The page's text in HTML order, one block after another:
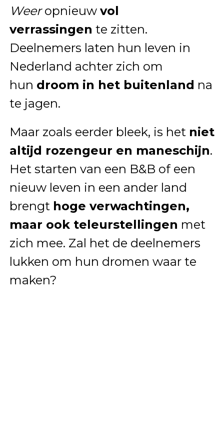
Weeropnieuw vol
verrassingen te zitten.
Deelnemers laten hun leven in
Nederland achter zich om
hun droom in het buitenland na
te jagen.
Maar zoals eerder bleek, is het niet
altijd rozengeur en maneschijn.
Het starten van een B&B of een
nieuw leven in een ander land
brengt hoge verwachtingen,
maar ook teleurstellingen met
zich mee. Zal het de deelnemers
lukken om hun dromen waar te
maken?